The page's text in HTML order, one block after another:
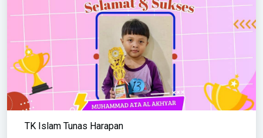
TK Islam Tunas Harapan